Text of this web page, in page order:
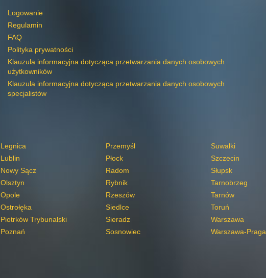
Logowanie
Regulamin
FAQ
Polityka prywatności
Klauzula informacyjna dotycząca przetwarzania danych osobowych
użytkowników
Klauzula informacyjna dotycząca przetwarzania danych osobowych
specjalistów
Legnica
Lublin
Nowy Sącz
Olsztyn
Opole
Ostrołęka
Piotrków Trybunalski
Poznań
Przemyśl
Płock
Radom
Rybnik
Rzeszów
Siedlce
Sieradz
Sosnowiec
Suwałki
Szczecin
Słupsk
Tarnobrzeg
Tarnów
Toruń
Warszawa
Warszawa-Praga